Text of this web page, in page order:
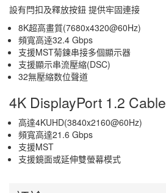
設有閂扣及釋放按鈕 提供牢固連接
8K超高畫質(7680x4320@60Hz)
頻寬高逹32.4 Gbps
支援MST菊鍊串接多個顯示器
支援顯示串流壓縮(DSC)
32無壓縮数位聲道
4K DisplayPort 1.2 Cable
高達4KUHD(3840x2160@60Hz)
頻寬高達21.6 Gbps
支援MST
支援鏡面或延伸雙螢幕模式